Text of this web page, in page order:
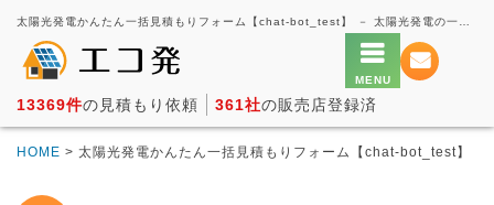
13369件の見積もり依頼 361社の販売店登録済
HOME > 太陽光発電かんたん一括見積もりフォーム【chat-bot_test】